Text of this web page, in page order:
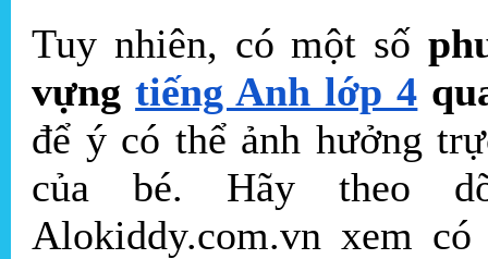
Tuy nhiên, có một số
vựngtiếng Anh lớp 4
để ý có thể ảnh hưởng
của bé. Hãy theo
Alokiddy.com.vn xem